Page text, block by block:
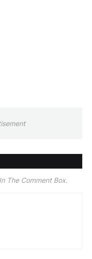
The Comment Box.